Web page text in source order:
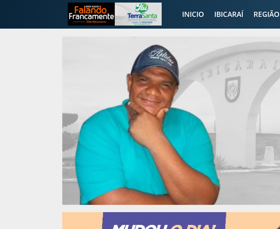
INICIO IBICARAÍ REGIÃO